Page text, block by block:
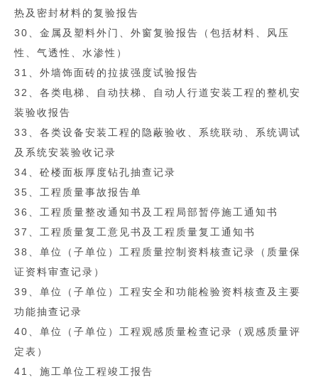
热及密封材料的复验报告
30、金属及塑料外门、外窗复验报告（包括材料、风压
性、气透性、水渗性）
31、外墙饰面砖的拉拔强度试验报告
32、各类电梯、自动扶梯、自动人行道安装工程的整机安
装验收报告
33、各类设备安装工程的隐蔽验收、系统联动、系统调试
及系统安装验收记录
34、砼楼面板厚度钻孔抽查记录
35、工程质量事故报告单
36、工程质量整改通知书及工程局部暂停施工通知书
37、工程质量复工意见书及工程质量复工通知书
38、单位（子单位）工程质量控制资料核查记录（质量保
证资料审查记录）
39、单位（子单位）工程安全和功能检验资料核查及主要
功能抽查记录
40、单位（子单位）工程观感质量检查记录（观感质量评
定表）
41、施工单位工程竣工报告